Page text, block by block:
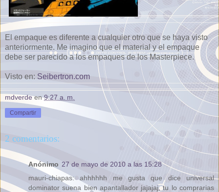
El empaque es diferente a cualquier otro que se haya visto
anteriormente. Me imagino que el material y el empaque
debe ser parecido a los empaques de los Masterpiece.
Visto en: Seibertron.com
mdverde en9:27 a. m.
Compartir
2 comentarios:
Anónimo 27 de mayo de 2010 a las 15:28
mauri-chiapas: ahhhhhh me gusta que dice universal
dominator suena bien apantallador jajajaj, tu lo comprarias